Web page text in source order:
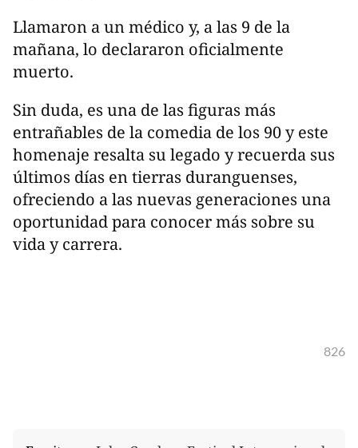
Llamaron a un médico y, a las 9 de la
mañana, lo declararon oficialmente
muerto.
Sin duda, es una de las figuras más
entrañables de la comedia de los 90 y este
homenaje resalta su legado y recuerda sus
últimos días en tierras duranguenses,
ofreciendo a las nuevas generaciones una
oportunidad para conocer más sobre su
vida y carrera.
826